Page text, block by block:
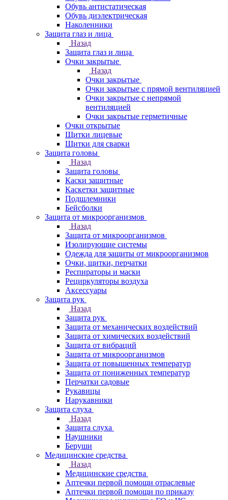
Обувь антистатическая
Обувь диэлектрическая
Наколенники
Защита глаз и лица
Назад
Защита глаз и лица
Очки закрытые
Назад
Очки закрытые
Очки закрытые с прямой вентиляцией
Очки закрытые с непрямой
вентиляцией
Очки закрытые герметичные
Очки открытые
Щитки лицевые
Щитки для сварки
Защита головы
Назад
Защита головы
Каски защитные
Каскетки защитные
Подшлемники
Бейсболки
Защита от микроорганизмов
Назад
Защита от микроорганизмов
Изолирующие системы
Одежда для защиты от микроорганизмов
Очки, щитки, перчатки
Респираторы и маски
Рециркуляторы воздуха
Аксессуары
Защита рук
Назад
Защита рук
Защита от механических воздействий
Защита от химических воздействий
Защита от вибраций
Защита от микроорганизмов
Защита от повышенных температур
Защита от пониженных температур
Перчатки садовые
Рукавицы
Нарукавники
Защита слуха
Назад
Защита слуха
Наушники
Беруши
Медицинские средства
Назад
Медицинские средства
Аптечки первой помощи отраслевые
Аптечки первой помощи по приказу